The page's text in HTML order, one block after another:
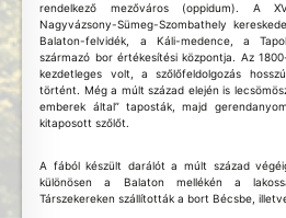
rendelkező mezőváros (oppidum). A
Nagyvázsony-Sümeg-Szombathely
Balaton-felvidék, a Káli-medence, a
származó bor értékesítési központja. Az
kezdetleges volt, a szőlőfeldolgozás
történt. Még a múlt század elején is
emberek által” taposták, majd
kitaposott szőlőt.
A fából készült darálót a múlt század
különösen a Balaton mellékén a
Társzekereken szállították a bort Bécsbe,